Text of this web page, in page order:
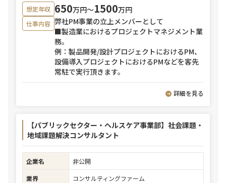
想定年収 650万円〜1500万円
仕事内容 弊社PM事業の立上メンバーとして
■製造業におけるプロジェクトマネジメント業
務。
例：製品開発/設計プロジェクトにおけるPM、
設備導入プロジェクトにおけるPMなどを客先
常駐で実行頂きます。
詳細を見る
【パブリックセクター・ヘルスケア事業部】社会課題・
地域課題解決コンサルタント
企業名
非公開
業界
コンサルティングファーム